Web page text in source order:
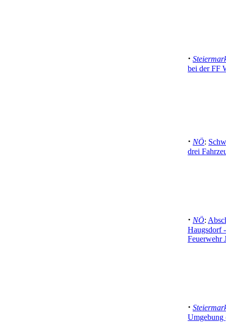
·
bei der FF
· NÖ:
drei
· NÖ:
Haugsdorf
Feuerwehr
·